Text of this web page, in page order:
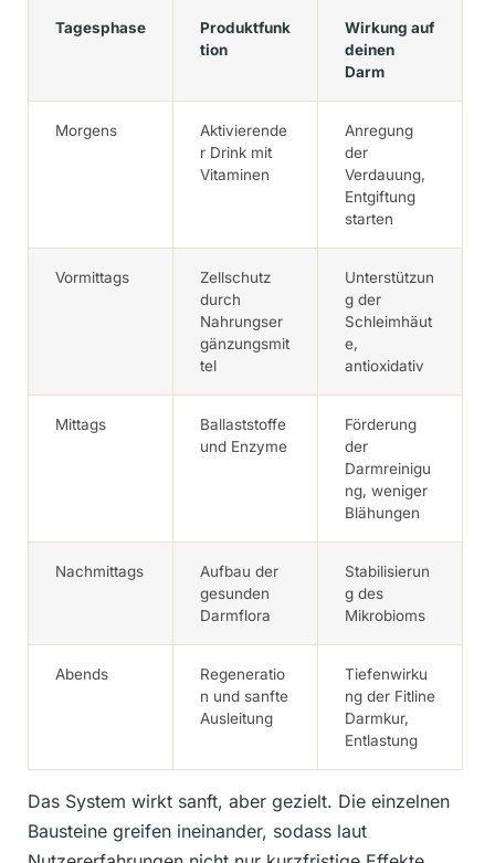
Tagesphase
Produktfunk
tion
Wirkung auf
deinen
Darm
Morgens
Aktivierende
r Drink mit
Vitaminen
Anregung
der
Verdauung,
Entgiftung
starten
Vormittags
Zellschutz
durch
Nahrungser
gänzungsmit
tel
Unterstützun
g der
Schleimhäut
e,
antioxidativ
Mittags
Ballaststoffe
und Enzyme
Förderung
der
Darmreinigu
ng, weniger
Blähungen
Nachmittags
Aufbau der
gesunden
Darmflora
Stabilisierun
g des
Mikrobioms
Abends
Regeneratio
n und sanfte
Ausleitung
Tiefenwirku
ng der Fitline
Darmkur,
Entlastung
Das System wirkt sanft, aber gezielt. Die einzelnen
Bausteine greifen ineinander, sodass laut